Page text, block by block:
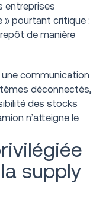
entreprises
» pourtant critique :
de manière
communication
déconnectés,
des stocks
n’atteigne le
supply